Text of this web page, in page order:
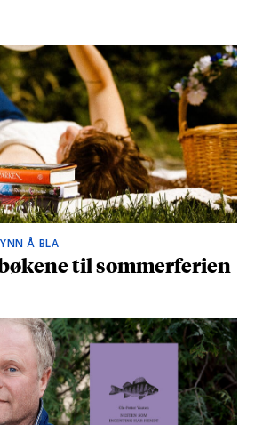
Å BLA
til sommerferien